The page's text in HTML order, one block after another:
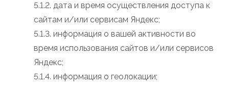
5.1.2. дата и время осуществления доступа к
сайтам и/или сервисам Яндекс;
5.1.3. информация о вашей активности во
время использования сайтов и/или сервисов
Яндекс;
5.1.4. информация о геолокации;